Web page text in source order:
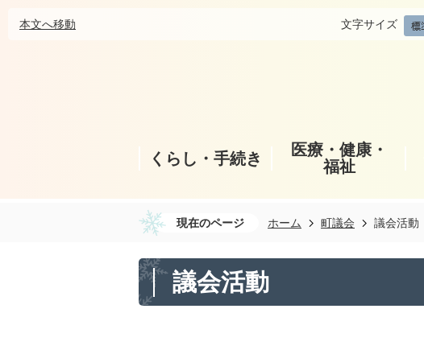
本文へ移動 文字サイズ
くらし・手続き
医療・健康・
福祉
現在のページ ホーム 町議会 議会活動
議会活動